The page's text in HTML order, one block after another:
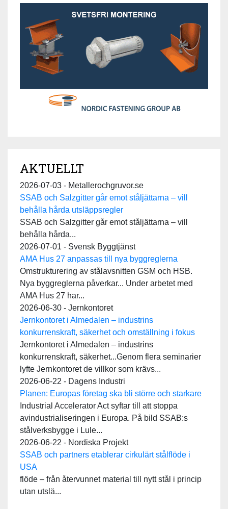
AKTUELLT
2026-07-03 - Metallerochgruvor.se
SSAB och Salzgitter går emot ståljättarna – vill
behålla hårda utsläppsregler
SSAB och Salzgitter går emot ståljättarna – vill
behålla hårda...
2026-07-01 - Svensk Byggtjänst
AMA Hus 27 anpassas till nya byggreglerna
Omstrukturering av stålavsnitten GSM och HSB.
Nya byggreglerna påverkar... Under arbetet med
AMA Hus 27 har...
2026-06-30 - Jernkontoret
Jernkontoret i Almedalen – industrins
konkurrenskraft, säkerhet och omställning i fokus
Jernkontoret i Almedalen – industrins
konkurrenskraft, säkerhet...Genom flera seminarier
lyfte Jernkontoret de villkor som krävs...
2026-06-22 - Dagens Industri
Planen: Europas företag ska bli större och starkare
Industrial Accelerator Act syftar till att stoppa
avindustrialiseringen i Europa. På bild SSAB:s
stålverksbygge i Lule...
2026-06-22 - Nordiska Projekt
SSAB och partners etablerar cirkulärt stålflöde i
USA
flöde – från återvunnet material till nytt stål i princip
utan utslä...